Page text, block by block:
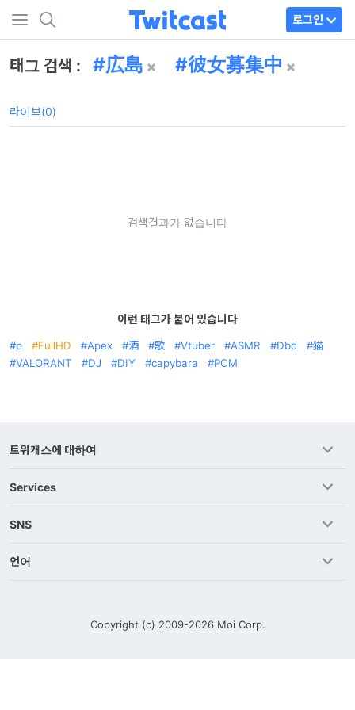
로그인
태그 검색 : 広島 彼女募集中
라이브(0)
검색결과가 없습니다
이런 태그가 붙어 있습니다
p FullHD Apex 酒 歌 Vtuber ASMR Dbd
猫
VALORANT
DJ DIY capybara PCM
트위캐스에 대하여
Services
SNS
언어
Copyright (c) 2009-2026 Moi Corp.